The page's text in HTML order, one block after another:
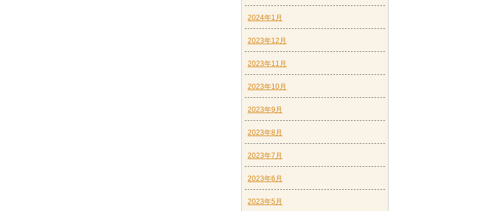
2024年1月
2023年12月
2023年11月
2023年10月
2023年9月
2023年8月
2023年7月
2023年6月
2023年5月